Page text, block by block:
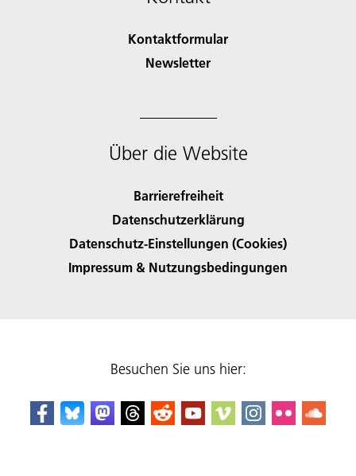
Kontaktformular
Newsletter
Über die Website
Barrierefreiheit
Datenschutzerklärung
Datenschutz-Einstellungen (Cookies)
Impressum & Nutzungsbedingungen
Besuchen Sie uns hier: